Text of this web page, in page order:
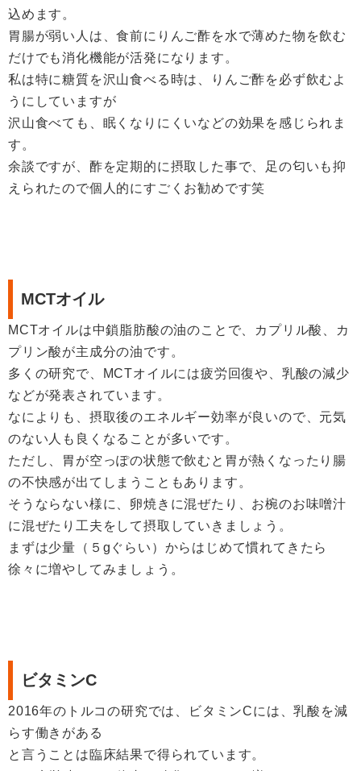
込めます。
胃腸が弱い人は、食前にりんご酢を水で薄めた物を飲む
だけでも消化機能が活発になります。
私は特に糖質を沢山食べる時は、りんご酢を必ず飲むよ
うにしていますが
沢山食べても、眠くなりにくいなどの効果を感じられま
す。
余談ですが、酢を定期的に摂取した事で、足の匂いも抑
えられたので個人的にすごくお勧めです笑
MCTオイル
MCTオイルは中鎖脂肪酸の油のことで、カプリル酸、カ
プリン酸が主成分の油です。
多くの研究で、MCTオイルには疲労回復や、乳酸の減少
などが発表されています。
なによりも、摂取後のエネルギー効率が良いので、元気
のない人も良くなることが多いです。
ただし、胃が空っぽの状態で飲むと胃が熱くなったり腸
の不快感が出てしまうこともあります。
そうならない様に、卵焼きに混ぜたり、お椀のお味噌汁
に混ぜたり工夫をして摂取していきましょう。
まずは少量（５gぐらい）からはじめて慣れてきたら
徐々に増やしてみましょう。
ビタミンC
2016年のトルコの研究では、ビタミンCには、乳酸を減
らす働きがある
と言うことは臨床結果で得られています。